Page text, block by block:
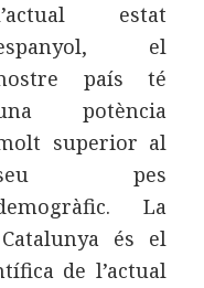
estat
el
país té
potència
superior al
pes
La
és el
de l’actual